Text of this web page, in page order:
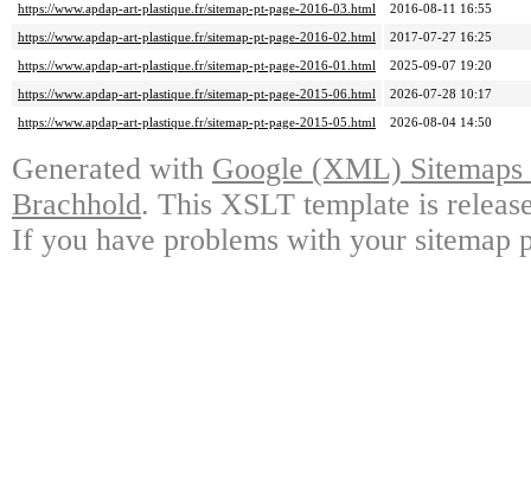
https://www.apdap-art-plastique.fr/sitemap-pt-page-2016-03.html
2016-08-11 16:55
https://www.apdap-art-plastique.fr/sitemap-pt-page-2016-02.html
2017-07-27 16:25
https://www.apdap-art-plastique.fr/sitemap-pt-page-2016-01.html
2025-09-07 19:20
https://www.apdap-art-plastique.fr/sitemap-pt-page-2015-06.html
2026-07-28 10:17
https://www.apdap-art-plastique.fr/sitemap-pt-page-2015-05.html
2026-08-04 14:50
Generated with Google (XML)
Brachhold. This XSLT template is
If you have problems with your sitemap